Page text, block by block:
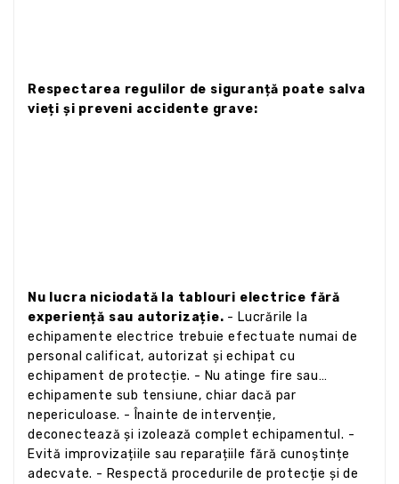
Respectarea regulilor de siguranță poate salva
vieți și preveni accidente grave:
Nu lucra niciodată la tablouri electrice fără
experiență sau autorizație. - Lucrările la
echipamente electrice trebuie efectuate numai de
personal calificat, autorizat și echipat cu
echipament de protecție. - Nu atinge fire sau
echipamente sub tensiune, chiar dacă par
nepericuloase. - Înainte de intervenție,
deconectează și izolează complet echipamentul. -
Evită improvizațiile sau reparațiile fără cunoștințe
adecvate. - Respectă procedurile de protecție și de